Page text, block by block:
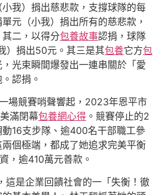
我）捐出慈悲款，支撐球隊的每
元（小我）捐出所有的慈悲款，
二，以得分包養故事認捐，球隊
）捐出50元。其三是其包養它方包
光束瞬間爆發出一連串關於「愛
認捐。
場競賽哨聲響起，2023年恩平市
滿閉幕包養網心得 。競賽停止的2
16支步隊、逾400名干部職工參
兩個極端，都成了她追求完美平衡
，逾410萬元善款。
這是企業回饋社會的一「失衡！徹